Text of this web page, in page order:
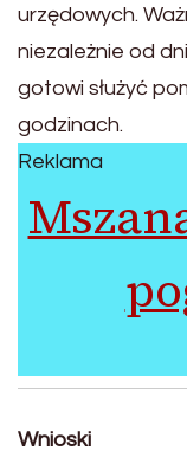
urzędowych.
niezależnie od
gotowi służyć
godzinach.
Reklama
Wnioski